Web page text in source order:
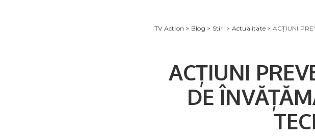
TV Action > Blog > Stiri > Actualitate > ACȚIUNI
ACȚIUNI
DE